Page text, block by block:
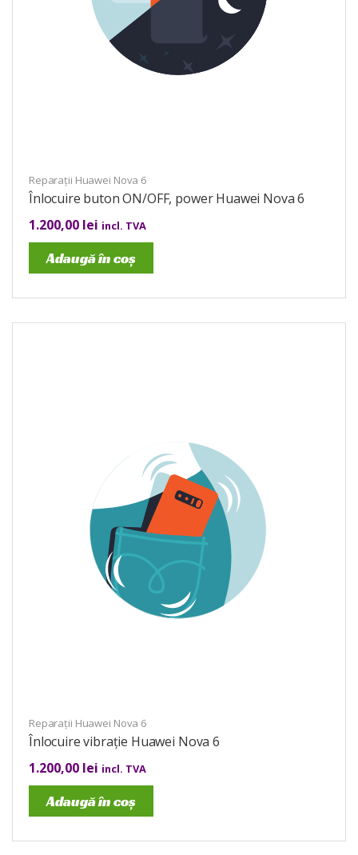
Reparații Huawei Nova 6
Înlocuire buton ON/OFF, power Huawei Nova 6
1.200,00 lei incl. TVA
Adaugă în coș
Reparații Huawei Nova 6
Înlocuire vibrație Huawei Nova 6
1.200,00 lei incl. TVA
Adaugă în coș